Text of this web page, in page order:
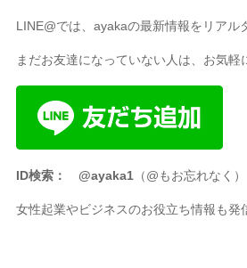
LINE@では、ayakaの最新情報をリアル
まだお友達になっていない人は、お気
ID検索： @ayaka1 （@もお忘れなく）
女性起業やビジネスのお役立ち情報も発